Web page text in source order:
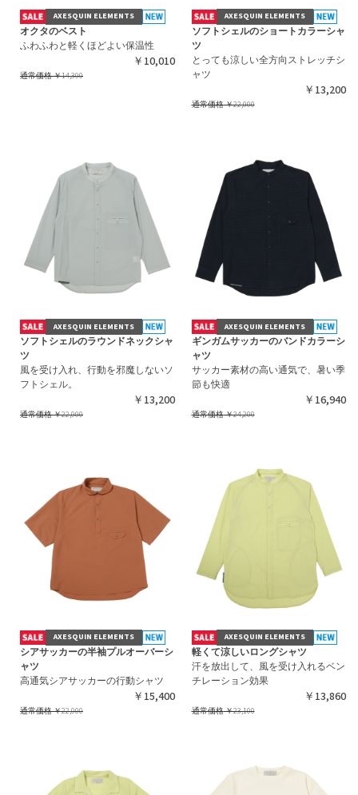
AXESQUIN ELEMENTS
オクタのベスト
ふわふわと軽くほどよい保温性
￥10,010
通常価格￥14,300
AXESQUIN ELEMENTS
ソフトシェルのショートカラーシャ
ツ
とっても涼しい全方向ストレッチシ
ャツ
￥13,200
通常価格￥22,000
AXESQUIN ELEMENTS
ソフトシェルのラウンドネックシャ
ツ
風を受け入れ、行動を邪魔しないソ
フトシェル。
￥13,200
通常価格￥22,000
AXESQUIN ELEMENTS
ギンガムサッカーのバンドカラーシ
ャツ
サッカー素材の高い通気で、暑い季
節も快適
￥16,940
通常価格￥24,200
AXESQUIN ELEMENTS
シアサッカーの半袖プルオーバーシ
ャツ
高通気シアサッカーの行動シャツ
￥15,400
通常価格￥22,000
AXESQUIN ELEMENTS
軽くて涼しいロングシャツ
汗を放出して、風を受け入れるベン
チレーション効果
￥13,860
通常価格￥23,100